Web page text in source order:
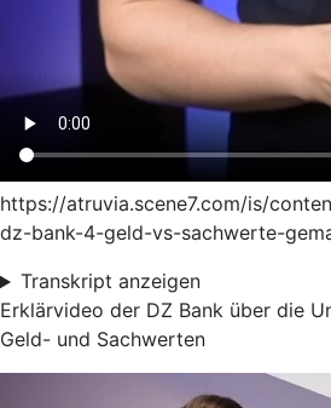
https://atruvia.scene7.com/is/
dz-bank-4-geld-vs-sachwerte-
Transkript anzeigen
Erklärvideo der DZ Bank über die
Geld- und Sachwerten